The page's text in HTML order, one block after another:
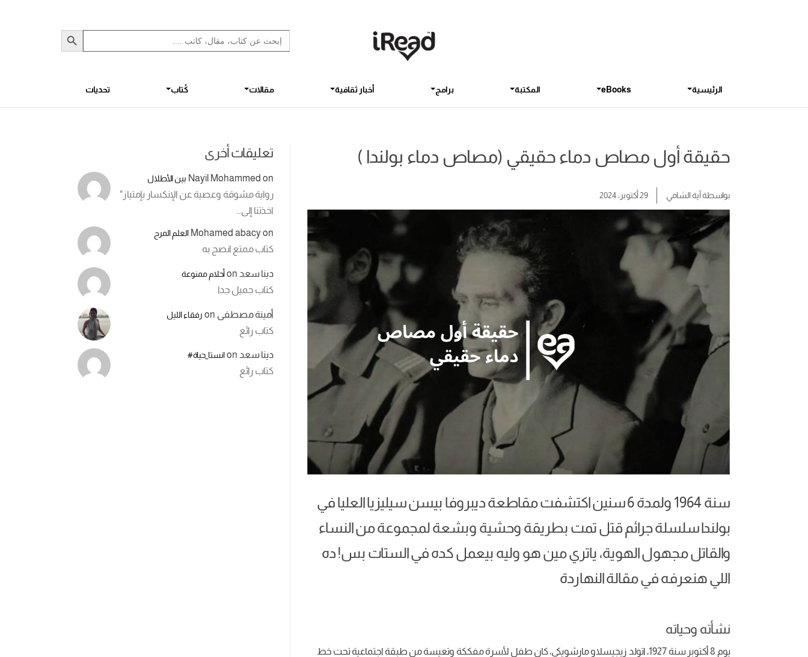
Search
for:
Search Button
الرئيسية eBooks المكتبة برامج أخبار ثقافية مقالات كُتاب تحديات
حقيقة أول مصاص دماء حقيقي (مصاص دماء بولندا )
بواسطةآية الشامي 29 أكتوبر، 2024
سنة 1964 ولمدة 6 سنين اكتشفت مقاطعة ديبروفا بيسن سيليزيا العليا في
بولندا سلسلة جرائم قتل تمت بطريقة وحشية وبشعة لمجموعة من النساء
والقاتل مجهول الهوية، ياتري مين هو وليه بيعمل كده في الستات بس! ده
اللي هنعرفه في مقالة النهاردة
نشأته وحياته
يوم 8 أكتوبر سنة 1927، اتولد زيجيسلاو مارشويكي، كان طفل لأسرة مفككة وتعيسة من طبقة اجتماعية تحت خط
تعليقات أخرى
Nayil Mohammed on بين الأطلال
رواية مشوقة وعصية عن الإنكسار بإمتياز"
اخذتنا إلى…
Mohamed abacyon العلم المرح
كتاب ممتع انصح به
دينا سعد onأحلام ممنوعة
كتاب جميل جدا
أمينة مصطفى on رفقاء الليل
كتاب رائع
دينا سعد onانستا_حياة#
كتاب رائع